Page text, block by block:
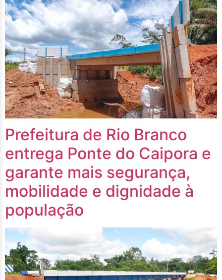
Prefeitura de Rio Branco
entrega Ponte do Caipora e
garante mais segurança,
mobilidade e dignidade à
população